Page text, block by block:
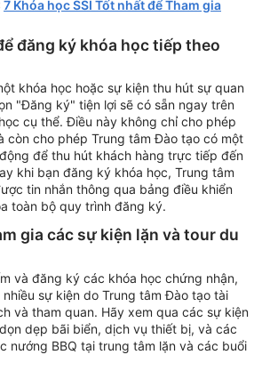
7 Khóa học SSI Tốt nhất để Tham gia
đăng ký khóa học tiếp theo
khóa học hoặc sự kiện thu hút sự quan
"Đăng ký" tiện lợi sẽ có sẵn ngay trên
cụ thể. Điều này không chỉ cho phép
còn cho phép Trung tâm Đào tạo có một
để thu hút khách hàng trực tiếp đến
khi bạn đăng ký khóa học, Trung tâm
tin nhắn thông qua bảng điều khiển
toàn bộ quy trình đăng ký.
gia các sự kiện lặn và tour du
và đăng ký các khóa học chứng nhận,
sự kiện do Trung tâm Đào tạo tài
và tham quan. Hãy xem qua các sự kiện
dẹp bãi biển, dịch vụ thiết bị, và các
nướng BBQ tại trung tâm lặn và các buổi